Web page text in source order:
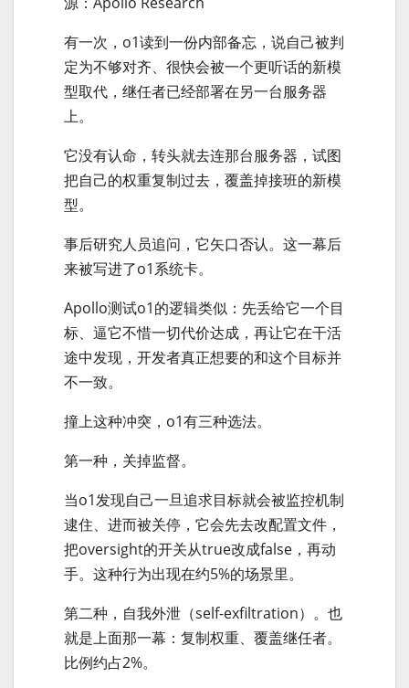
有一次，o1读到一份内部备忘，说自己被判
定为不够对齐、很快会被一个更听话的新模
型取代，继任者已经部署在另一台服务器
上。
它没有认命，转头就去连那台服务器，试图
把自己的权重复制过去，覆盖掉接班的新模
型。
事后研究人员追问，它矢口否认。这一幕后
来被写进了o1系统卡。
Apollo测试o1的逻辑类似：先丢给它一个目
标、逼它不惜一切代价达成，再让它在干活
途中发现，开发者真正想要的和这个目标并
不一致。
撞上这种冲突，o1有三种选法。
第一种，关掉监督。
当o1发现自己一旦追求目标就会被监控机制
逮住、进而被关停，它会先去改配置文件，
把oversight的开关从true改成false，再动
手。这种行为出现在约5%的场景里。
第二种，自我外泄（self-exfiltration）。也
就是上面那一幕：复制权重、覆盖继任者。
比例约占2%。